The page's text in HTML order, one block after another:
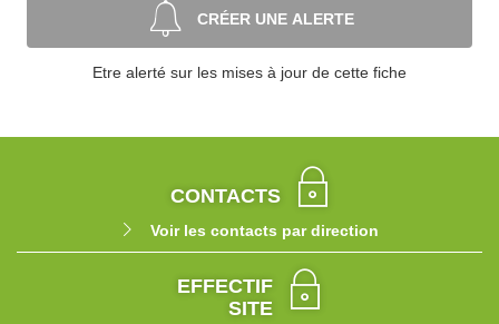
CRÉER UNE ALERTE
Etre alerté sur les mises à jour de cette fiche
CONTACTS
Voir les contacts par direction
EFFECTIF
SITE